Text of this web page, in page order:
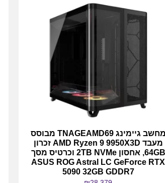
מחשב גיימינג TNAGEAMD69 מבוסס
מעבד AMD Ryzen 9 9950X3D זכרון
64GB, אחסון 2TB NVMe וכרטיס מסך
ASUS ROG Astral LC GeForce RTX
5090 32GB GDDR7